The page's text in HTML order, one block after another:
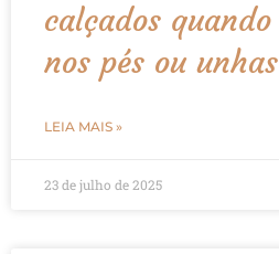
calçados
nos pés ou unhas
LEIA MAIS »
23 de julho de 2025